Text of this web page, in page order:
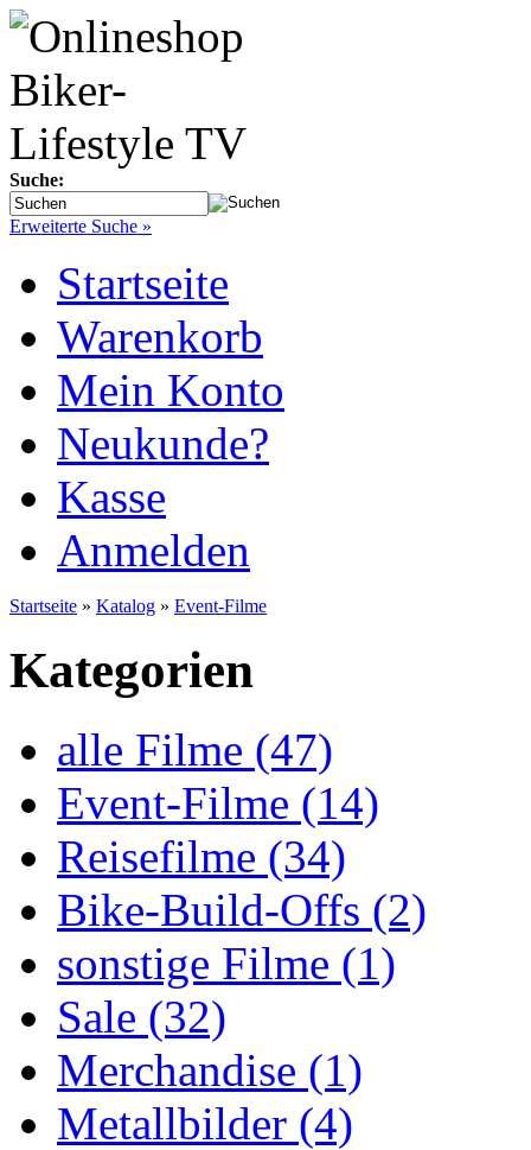
Suche:
Erweiterte Suche »
Startseite
Warenkorb
Mein Konto
Neukunde?
Kasse
Anmelden
Startseite » Katalog » Event-Filme
Kategorien
alle Filme (47)
Event-Filme (14)
Reisefilme (34)
Bike-Build-Offs (2)
sonstige Filme (1)
Sale (32)
Merchandise (1)
Metallbilder (4)